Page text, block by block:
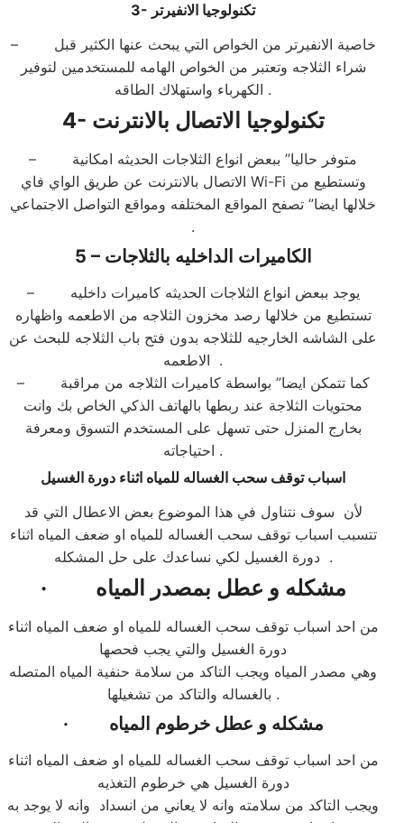
3- تكنولوجيا الانفيرتر
– خاصية الانفيرتر من الخواص التي يبحث عنها الكثير قبل
شراء الثلاجه وتعتبر من الخواص الهامه للمستخدمين لتوفير
الكهرباء واستهلاك الطاقه .
4- تكنولوجيا الاتصال بالانترنت
– متوفر حاليا” ببعض انواع الثلاجات الحديثه امكانية
الاتصال بالانترنت عن طريق الواي فاي Wi-Fi وتستطيع من
خلالها ايضا” تصفح المواقع المختلفه ومواقع التواصل الاجتماعي
.
5 – الكاميرات الداخليه بالثلاجات
– يوجد ببعض انواع الثلاجات الحديثه كاميرات داخليه
تستطيع من خلالها رصد مخزون الثلاجه من الاطعمه واظهاره
على الشاشه الخارجيه للثلاجه بدون فتح باب الثلاجه للبحث عن
الاطعمه .
– كما تتمكن ايضا” بواسطة كاميرات الثلاجه من مراقبة
محتويات الثلاجة عند ربطها بالهاتف الذكي الخاص بك وانت
بخارج المنزل حتى تسهل على المستخدم التسوق ومعرفة
احتياجاته .
اسباب توقف سحب الغساله للمياه اثناء دورة الغسيل
لأن سوف نتناول في هذا الموضوع بعض الاعطال التي قد
تتسبب اسباب توقف سحب الغساله للمياه او ضعف المياه اثناء
دورة الغسيل لكي نساعدك على حل المشكله .
· مشكله و عطل بمصدر المياه
من احد اسباب توقف سحب الغساله للمياه او ضعف المياه اثناء
دورة الغسيل والتي يجب فحصها
وهي مصدر المياه ويجب التاكد من سلامة حنفية المياه المتصله
بالغساله والتاكد من تشغيلها .
· مشكله و عطل خرطوم المياه
من احد اسباب توقف سحب الغساله للمياه او ضعف المياه اثناء
دورة الغسيل هي خرطوم التغذيه
ويجب التاكد من سلامته وانه لا يعاني من انسداد وانه لا يوجد به